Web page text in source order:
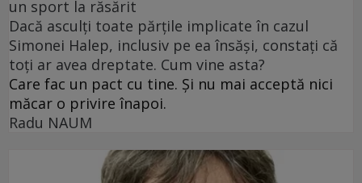
un sport la răsărit
Dacă asculți toate părțile implicate în cazul
Simonei Halep, inclusiv pe ea însăși, constați că
toți ar avea dreptate. Cum vine asta?
Care fac un pact cu tine. Și nu mai acceptă nici
măcar o privire înapoi.
Radu NAUM